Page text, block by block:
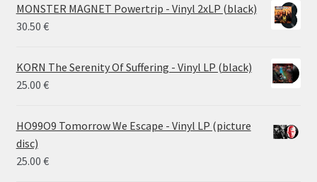
MONSTER MAGNET Powertrip - Vinyl 2xLP (black)
30.50 €
KORN The Serenity Of Suffering - Vinyl LP (black)
25.00 €
HO99O9 Tomorrow We Escape - Vinyl LP (picture
disc)
25.00 €